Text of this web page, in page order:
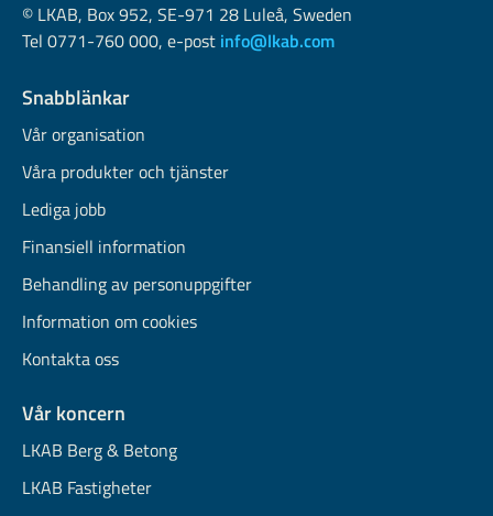
© LKAB, Box 952, SE-971 28 Luleå, Sweden
Tel 0771-760 000, e-post info@lkab.com
Snabblänkar
Vår organisation
Våra produkter och tjänster
Lediga jobb
Finansiell information
Behandling av personuppgifter
Information om cookies
Kontakta oss
Vår koncern
LKAB Berg & Betong
LKAB Fastigheter